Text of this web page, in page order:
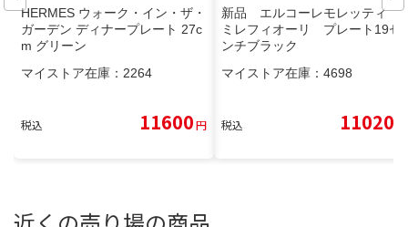
HERMES ウォーク・イン・ザ・
ガーデン ディナープレート 27c
m グリーン
マイストア在庫： 2264
税込 11600円
新品 エルコーレモレッティ
ミレフィオーリ プレート19セ
ンチブラック
マイストア在庫： 4698
税込 11020